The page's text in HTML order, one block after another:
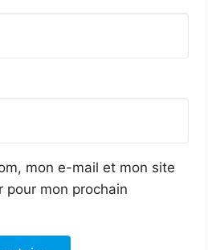
mon e-mail et mon site
pour mon prochain